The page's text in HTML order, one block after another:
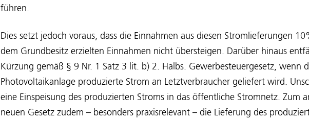
führen.
Dies setzt jedoch voraus, dass die Einnahmen aus diesen Stromlieferungen
dem Grundbesitz erzielten Einnahmen nicht übersteigen. Darüber hinaus
Kürzung gemäß § 9 Nr. 1 Satz 3 lit. b) 2. Halbs. Gewerbesteuergesetz, wenn
Photovoltaikanlage produzierte Strom an Letztverbraucher geliefert wird.
eine Einspeisung des produzierten Stroms in das öffentliche Stromnetz. Zum
neuen Gesetz zudem – besonders praxisrelevant – die Lieferung des